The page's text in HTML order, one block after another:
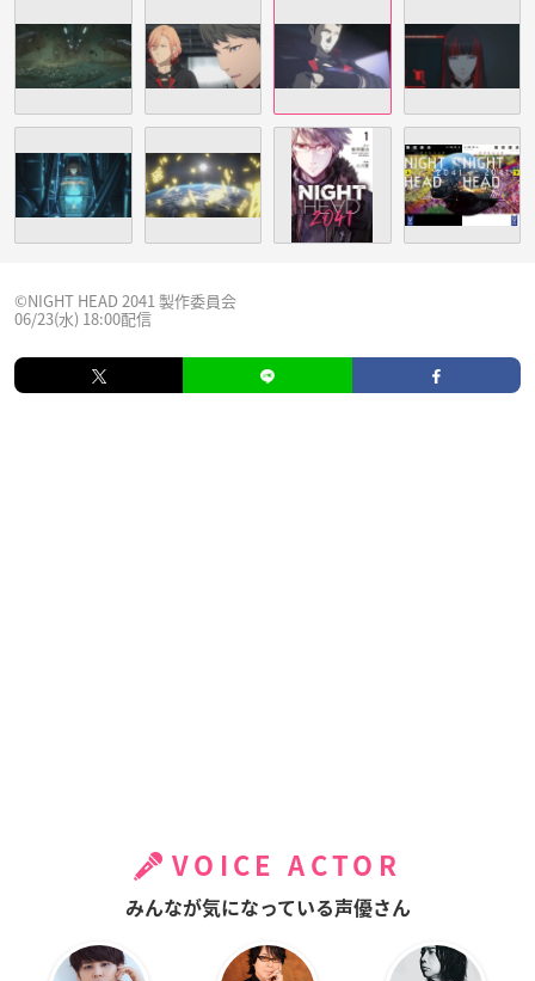
©NIGHT HEAD 2041 製作委員会
06/23(水) 18:00配信
VOICE ACTOR
みんなが気になっている声優さん